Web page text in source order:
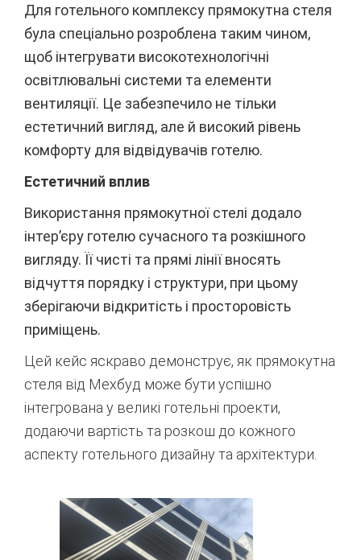
Для готельного комплексу прямокутна стеля
була спеціально розроблена таким чином,
щоб інтегрувати високотехнологічні
освітлювальні системи та елементи
вентиляції. Це забезпечило не тільки
естетичний вигляд, але й високий рівень
комфорту для відвідувачів готелю.
Естетичний вплив
Використання прямокутної стелі додало
інтер’єру готелю сучасного та розкішного
вигляду. Її чисті та прямі лінії вносять
відчуття порядку і структури, при цьому
зберігаючи відкритість і просторовість
приміщень.
Цей кейс яскраво демонструє, як прямокутна
стеля від Мехбуд може бути успішно
інтегрована у великі готельні проекти,
додаючи вартість та розкош до кожного
аспекту готельного дизайну та архітектури.